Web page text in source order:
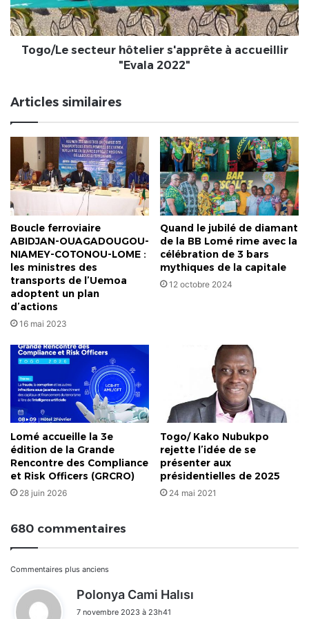
"Evala
2022"
Togo/Le secteur hôtelier s'apprête à accueillir
"Evala 2022"
Articles similaires
Boucle ferroviaire
ABIDJAN-OUAGADOUGOU-
NIAMEY-COTONOU-LOME :
les ministres des
transports de l’Uemoa
adoptent un plan
d’actions
16 mai 2023
Quand le jubilé de diamant
de la BB Lomé rime avec la
célébration de 3 bars
mythiques de la capitale
12 octobre 2024
Lomé accueille la 3e
édition de la Grande
Rencontre des Compliance
et Risk Officers (GRCRO)
28 juin 2026
Togo/ Kako Nubukpo
rejette l’idée de se
présenter aux
présidentielles de 2025
24 mai 2021
680 commentaires
Navigation
dans
Commentaires plus anciens
Polonya Cami Halısı
7 novembre 2023 à 23h41